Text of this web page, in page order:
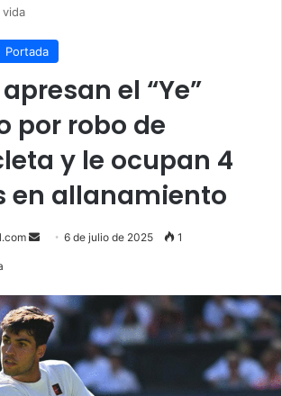
Portada
apresan el “Ye”
por robo de
y le ocupan 4
en allanamiento
Send6 de julio de 2025 1